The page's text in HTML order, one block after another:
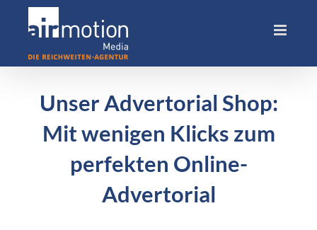
Unser Advertorial Shop:
Mit wenigen Klicks zum
perfekten Online-
Advertorial